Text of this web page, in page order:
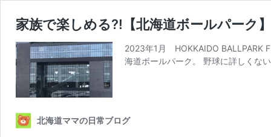
家族で楽しめる⁈【北海道ボールパーク
2023年1月 HOKKAIDO BALLPARK
海道ボールパーク。 野球に詳しくな
北海道ママの日常ブログ